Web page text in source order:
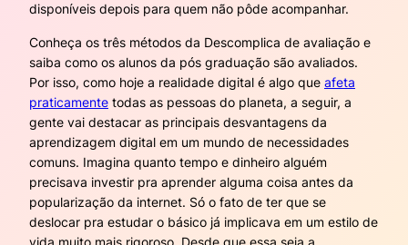
disponíveis depois para quem não pôde acompanhar.
Conheça os três métodos da Descomplica de avaliação e
saiba como os alunos da pós graduação são avaliados.
Por isso, como hoje a realidade digital é algo que afeta
praticamente todas as pessoas do planeta, a seguir, a
gente vai destacar as principais desvantagens da
aprendizagem digital em um mundo de necessidades
comuns. Imagina quanto tempo e dinheiro alguém
precisava investir pra aprender alguma coisa antes da
popularização da internet. Só o fato de ter que se
deslocar pra estudar o básico já implicava em um estilo de
vida muito mais rigoroso. Desde que essa seja a